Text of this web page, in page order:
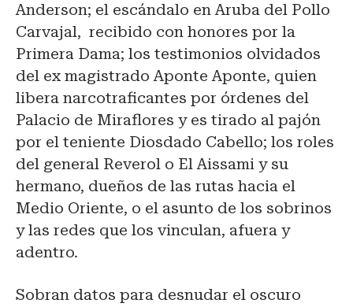
Anderson; el escándalo en Aruba del Pollo
Carvajal, recibido con honores por la
Primera Dama; los testimonios olvidados
del ex magistrado Aponte Aponte, quien
libera narcotraficantes por órdenes del
Palacio de Miraflores y es tirado al pajón
por el teniente Diosdado Cabello; los roles
del general Reverol o El Aissami y su
hermano, dueños de las rutas hacia el
Medio Oriente, o el asunto de los sobrinos
y las redes que los vinculan, afuera y
adentro.
Sobran datos para desnudar el oscuro